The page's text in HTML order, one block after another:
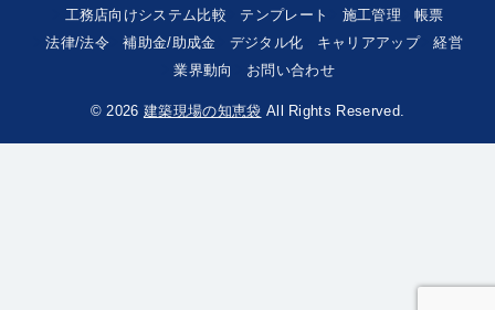
工務店向けシステム比較 テンプレート 施工管理
帳票
法律/法令
補助金/助成金 デジタル化 キャリアアップ
経営
業界動向
お問い合わせ
© 2026 建築現場の知恵袋 All Rights Reserved.